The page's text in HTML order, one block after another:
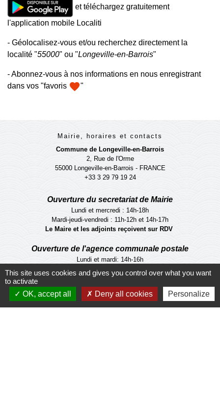
et téléchargez gratuitement
l'application mobile Localiti
- Géolocalisez-vous et/ou recherchez directement la
localité "55000" ou "Longeville-en-Barrois"
- Abonnez-vous à nos informations en nous enregistrant
dans vos "favoris favorite"
Mairie, horaires et contacts
Commune de Longeville-en-Barrois
2, Rue de l'Orme
55000 Longeville-en-Barrois - FRANCE
+33 3 29 79 19 24
Ouverture du secretariat de Mairie
Lundi et mercredi : 14h-18h
Mardi-jeudi-vendredi : 11h-12h et 14h-17h
Le Maire et les adjoints reçoivent sur RDV
Ouverture de l'agence communale postale
Lundi et mardi: 14h-16h
Mercredi :14h-18h
Jeudi et vendredi : 9h-11h
Le personnel de la municipalité n'est pas habilité
This site uses cookies and gives you control over what you want
to activate
OK, accept all
Deny all cookies Personalize